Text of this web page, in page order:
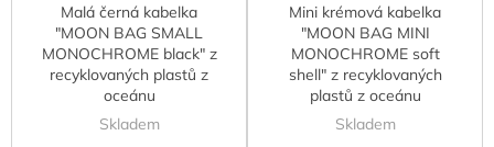
Malá černá kabelka
"MOON BAG SMALL
MONOCHROME black" z
recyklovaných plastů z
oceánu
Skladem
Mini krémová kabelka
"MOON BAG MINI
MONOCHROME soft
shell" z recyklovaných
plastů z oceánu
Skladem